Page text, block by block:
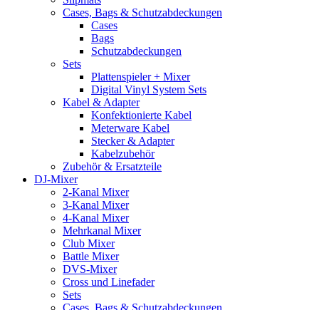
Cases, Bags & Schutzabdeckungen
Cases
Bags
Schutzabdeckungen
Sets
Plattenspieler + Mixer
Digital Vinyl System Sets
Kabel & Adapter
Konfektionierte Kabel
Meterware Kabel
Stecker & Adapter
Kabelzubehör
Zubehör & Ersatzteile
DJ-Mixer
2-Kanal Mixer
3-Kanal Mixer
4-Kanal Mixer
Mehrkanal Mixer
Club Mixer
Battle Mixer
DVS-Mixer
Cross und Linefader
Sets
Cases, Bags & Schutzabdeckungen